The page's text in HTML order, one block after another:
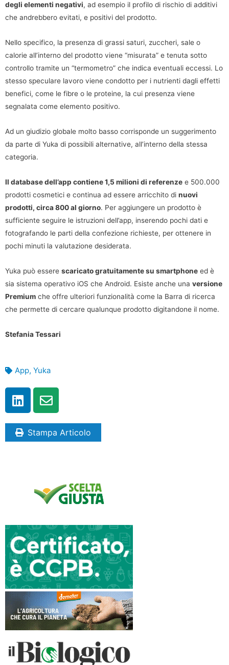
degli elementi negativi, ad esempio il profilo di rischio di additivi
che andrebbero evitati, e positivi del prodotto.
Nello specifico, la presenza di grassi saturi, zuccheri, sale o
calorie all’interno del prodotto viene “misurata” e tenuta sotto
controllo tramite un “termometro” che indica eventuali eccessi. Lo
stesso speculare lavoro viene condotto per i nutrienti dagli effetti
benefici, come le fibre o le proteine, la cui presenza viene
segnalata come elemento positivo.
Ad un giudizio globale molto basso corrisponde un suggerimento
da parte di Yuka di possibili alternative, all’interno della stessa
categoria.
Il database dell’app contiene 1,5 milioni di referenze e 500.000
prodotti cosmetici e continua ad essere arricchito di nuovi
prodotti, circa 800 al giorno. Per aggiungere un prodotto è
sufficiente seguire le istruzioni dell’app, inserendo pochi dati e
fotografando le parti della confezione richieste, per ottenere in
pochi minuti la valutazione desiderata.
Yuka può essere scaricato gratuitamente su smartphone ed è
sia sistema operativo iOS che Android. Esiste anche una versione
Premium che offre ulteriori funzionalità come la Barra di ricerca
che permette di cercare qualunque prodotto digitandone il nome.
Stefania Tessari
App, Yuka
Stampa Articolo